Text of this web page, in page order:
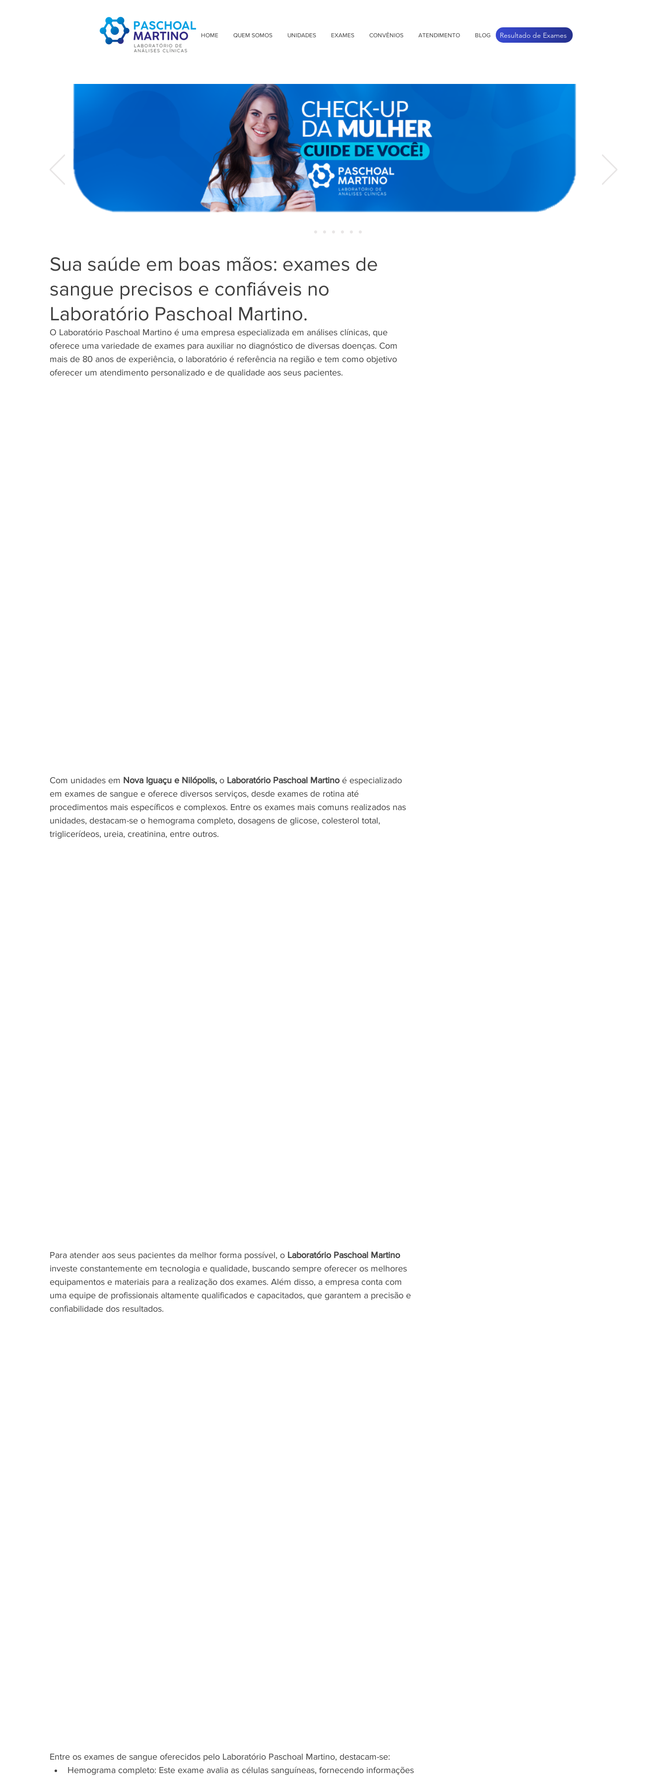
HOME QUEM SOMOS UNIDADES EXAMES CONVÊNIOS ATENDIMENTO BLOG Resultado de Exames
Sua saúde em boas mãos: exames de
sangue precisos e confiáveis no
Laboratório Paschoal Martino.
O Laboratório Paschoal Martino é uma empresa especializada em análises clínicas, que
oferece uma variedade de exames para auxiliar no diagnóstico de diversas doenças. Com
mais de 80 anos de experiência, o laboratório é referência na região e tem como objetivo
oferecer um atendimento personalizado e de qualidade aos seus pacientes.
Com unidades em Nova Iguaçu e Nilópolis, o Laboratório Paschoal Martino é especializado
em exames de sangue e oferece diversos serviços, desde exames de rotina até
procedimentos mais específicos e complexos. Entre os exames mais comuns realizados nas
unidades, destacam-se o hemograma completo, dosagens de glicose, colesterol total,
triglicerídeos, ureia, creatinina, entre outros.
Para atender aos seus pacientes da melhor forma possível, o Laboratório Paschoal Martino
investe constantemente em tecnologia e qualidade, buscando sempre oferecer os melhores
equipamentos e materiais para a realização dos exames. Além disso, a empresa conta com
uma equipe de profissionais altamente qualificados e capacitados, que garantem a precisão e
confiabilidade dos resultados.
Entre os exames de sangue oferecidos pelo Laboratório Paschoal Martino, destacam-se:
Hemograma completo: Este exame avalia as células sanguíneas, fornecendo informações